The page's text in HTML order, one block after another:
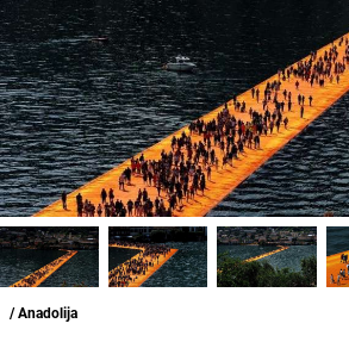
/ Anadolija